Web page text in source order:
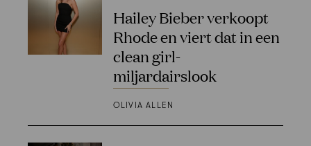
Hailey Bieber verkoopt
Rhode en viert dat in een
clean girl-
miljardairslook
OLIVIA ALLEN